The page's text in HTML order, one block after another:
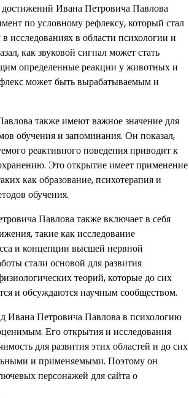
Ивана Петровича Павлова
по условному рефлексу, который стал
исследованиях в области психологии и
как звуковой сигнал может стать
определенные реакции у животных и
может быть вырабатываемым и
также имеют важное значение для
обучения и запоминания. Он показал,
реактивного поведения приводит к
Это открытие имеет применение
как образование, психотерапия и
обучения.
Павлова также включает в себя
такие как исследование
и концепции высшей нервной
стали основой для развития
теорий, которые до сих
и обсуждаются научным сообществом.
Ивана Петровича Павлова в психологию
Его открытия и исследования
для развития этих областей и до сих
и применяемыми. Поэтому он
персонажей для сайта о